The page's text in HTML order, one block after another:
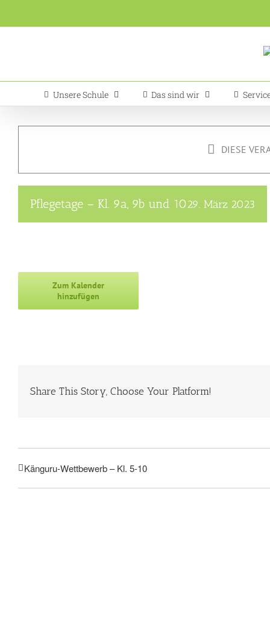
Inhalt
Unsere Schule Das sind wir
DIESE
Pflegetage – Kl. 9a, 9b und 1029. März 2023
Zum Kalender
hinzufügen
Share This Story, Choose Your Platform!
Känguru-Wettbewerb – Kl. 5-10